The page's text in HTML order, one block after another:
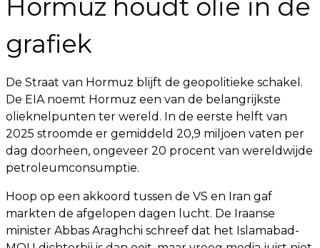
Hormuz houdt olie in de
grafiek
De Straat van Hormuz blijft de geopolitieke schakel.
De EIA noemt Hormuz een van de belangrijkste
olieknelpunten ter wereld. In de eerste helft van
2025 stroomde er gemiddeld 20,9 miljoen vaten per
dag doorheen, ongeveer 20 procent van wereldwijde
petroleumconsumptie.
Hoop op een akkoord tussen de VS en Iran gaf
markten de afgelopen dagen lucht. De Iraanse
minister Abbas Araghchi schreef dat het Islamabad-